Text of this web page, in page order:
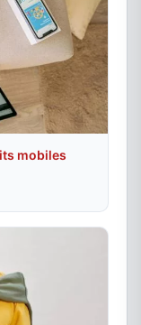
mobiles